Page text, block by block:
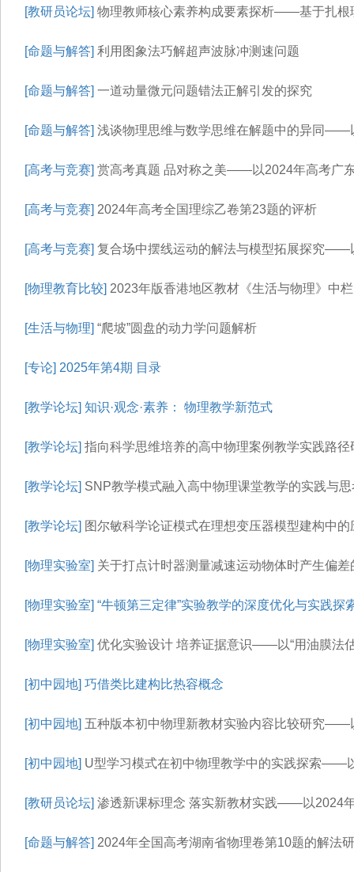
[教研员论坛] 物理教师核心素养构成要素探析——基于扎根
[命题与解答] 利用图象法巧解超声波脉冲测速问题
[命题与解答] 一道动量微元问题错法正解引发的探究
[命题与解答] 浅谈物理思维与数学思维在解题中的异同——
[高考与竞赛] 赏高考真题 品对称之美——以2024年高考广
[高考与竞赛] 2024年高考全国理综乙卷第23题的评析
[高考与竞赛] 复合场中摆线运动的解法与模型拓展探究——
[物理教育比较] 2023年版香港地区教材《生活与物理》中栏
[生活与物理] “爬坡”圆盘的动力学问题解析
[专论] 2025年第4期 目录
[教学论坛] 知识·观念·素养： 物理教学新范式
[教学论坛] 指向科学思维培养的高中物理案例教学实践路
[教学论坛] SNP教学模式融入高中物理课堂教学的实践与
[教学论坛] 图尔敏科学论证模式在理想变压器模型建构中的
[物理实验室] 关于打点计时器测量减速运动物体时产生偏
[物理实验室] “牛顿第三定律”实验教学的深度优化与实践探
[物理实验室] 优化实验设计 培养证据意识——以“用油膜法
[初中园地] 巧借类比建构比热容概念
[初中园地] 五种版本初中物理新教材实验内容比较研究——
[初中园地] U型学习模式在初中物理教学中的实践探索——
[教研员论坛] 渗透新课标理念 落实新教材实践——以2024
[命题与解答] 2024年全国高考湖南省物理卷第10题的解法